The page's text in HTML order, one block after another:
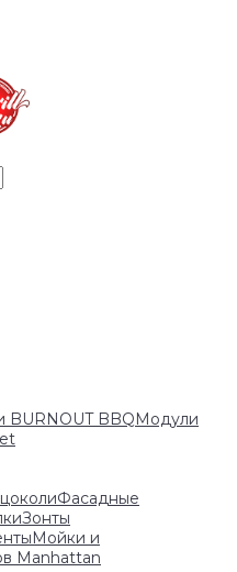
BURNOUT BBQМодули
Фасадные
Зонты
Мойки и
Manhattan